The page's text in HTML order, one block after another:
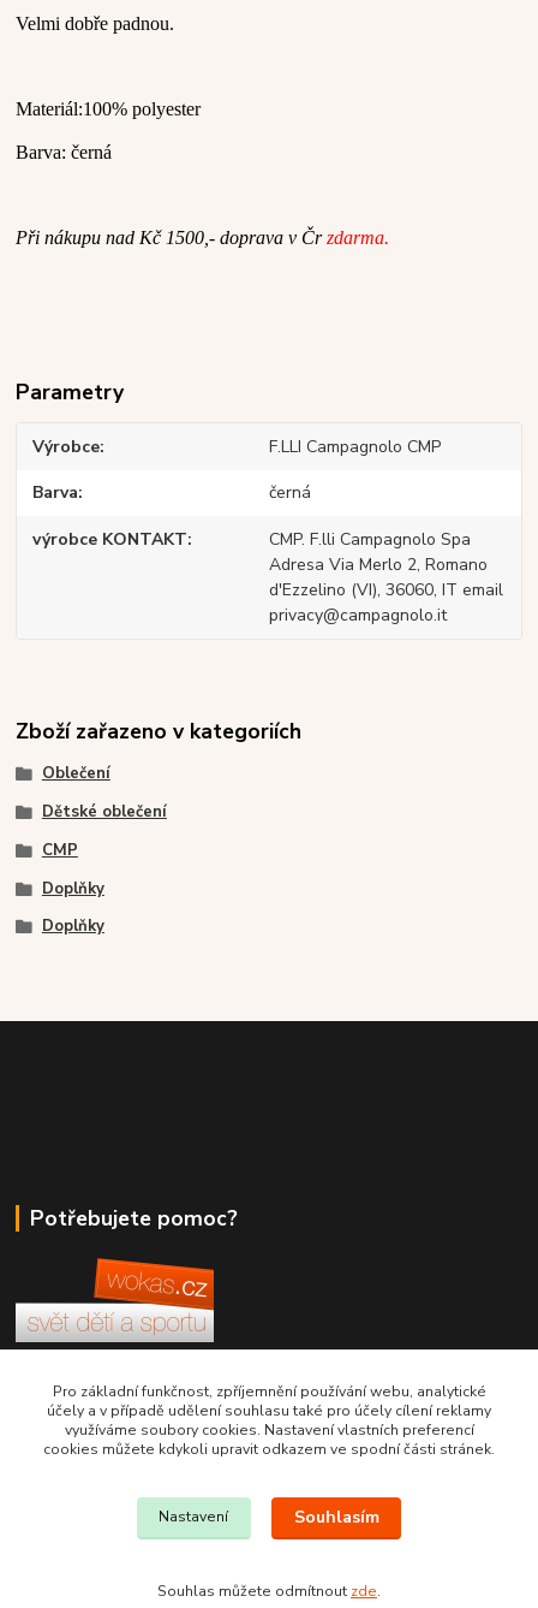
Velmi dobře padnou.
Materiál:100% polyester
Barva: černá
Při nákupu nad Kč 1500,- doprava v Črzdarma.
Parametry
Výrobce F.LLI Campagnolo CMP
Barva černá
výrobce KONTAKT
CMP. F.lli Campagnolo Spa
Adresa Via Merlo 2, Romano
d'Ezzelino (VI), 36060, IT email
privacy@campagnolo.it
Zboží zařazeno v kategoriích
Oblečení
Dětské oblečení
CMP
Doplňky
Doplňky
Potřebujete pomoc?
+420 380 830 198
wokas.online@yahoo.cz
Pro základní funkčnost, zpříjemnění používání webu, analytické
účely a v případě udělení souhlasu také pro účely cílení reklamy
využíváme soubory cookies. Nastavení vlastních preferencí
cookies můžete kdykoli upravit odkazem ve spodní části stránek.
Nastavení Souhlasím
Souhlas můžete odmítnout zde.